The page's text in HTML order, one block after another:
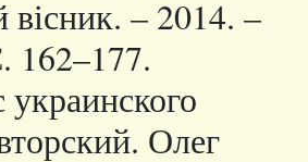
– 2014. –
Олег